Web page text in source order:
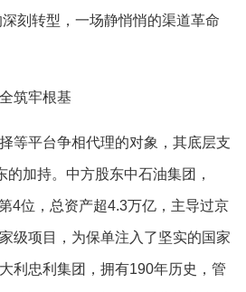
深刻转型，一场静悄悄的渠道革命
筑牢根基
等平台争相代理的对象，其底层支
的加持。中方股东中石油集团，
4位，总资产超4.3万亿，主导过京
级项目，为保单注入了坚实的国家
利忠利集团，拥有190年历史，管